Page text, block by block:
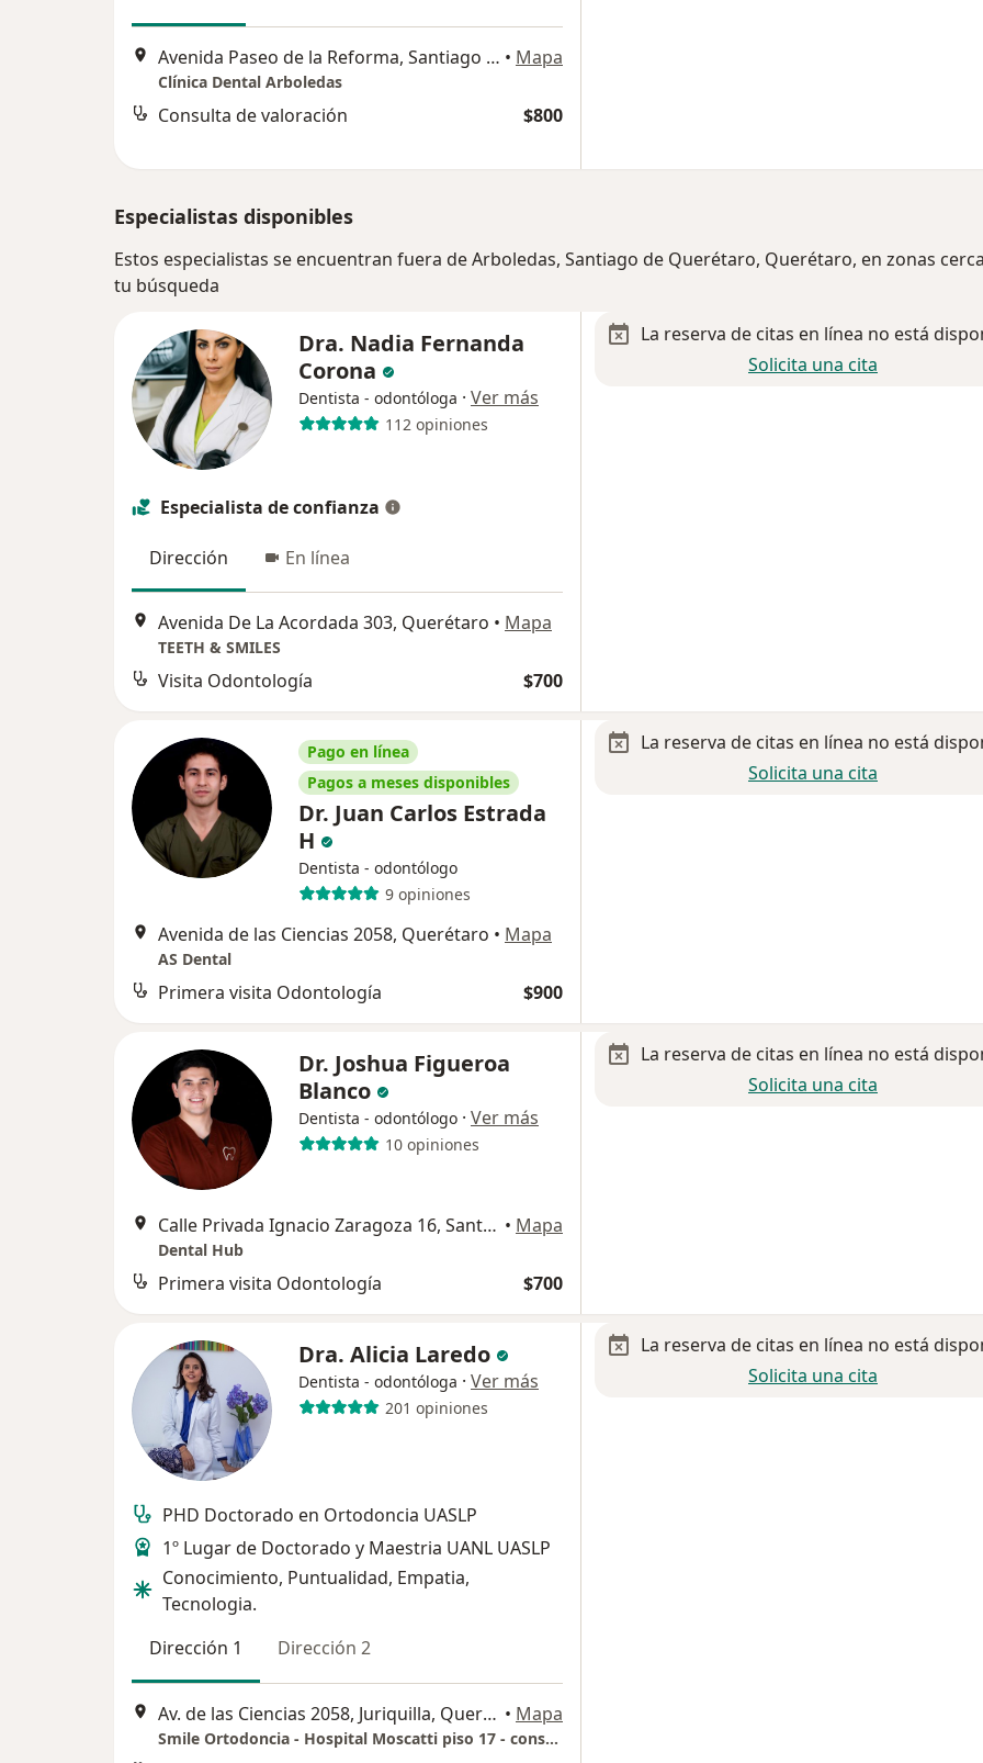
Avenida Paseo de la Reforma, Santiago de Querétaro • Mapa
Clínica Dental Arboledas
Consulta de valoración $800
Especialistas disponibles
Estos especialistas se encuentran fuera de Arboledas, Santiago de Querétaro, Querétaro, en zonas
tu búsqueda
Dra. Nadia Fernanda
Corona
Dentista - odontóloga · Ver más
112 opiniones
Especialista de confianza
Dirección En línea
Avenida De La Acordada 303, Querétaro • Mapa
TEETH & SMILES
Visita Odontología $700
La reserva de citas en línea no está
Solicita una cita
Pago en línea
Pagos a meses disponibles
Dr. Juan Carlos Estrada
H
Dentista - odontólogo
9 opiniones
Avenida de las Ciencias 2058, Querétaro • Mapa
AS Dental
Primera visita Odontología $900
La reserva de citas en línea no está
Solicita una cita
Dr. Joshua Figueroa
Blanco
Dentista - odontólogo · Ver más
10 opiniones
Calle Privada Ignacio Zaragoza 16, Santiago de Querétaro • Mapa
Dental Hub
Primera visita Odontología $700
La reserva de citas en línea no está
Solicita una cita
Dra. Alicia Laredo
Dentista - odontóloga · Ver más
201 opiniones
PHD Doctorado en Ortodoncia UASLP
1º Lugar de Doctorado y Maestria UANL UASLP
Conocimiento, Puntualidad, Empatia,
Tecnologia.
Dirección 1
Dirección 2
Av. de las Ciencias 2058, Juriquilla, Queretaro, Querétaro • Mapa
Smile Ortodoncia - Hospital Moscatti piso 17 - consultorio 1701 QUERÉTARO
La reserva de citas en línea no está
Solicita una cita